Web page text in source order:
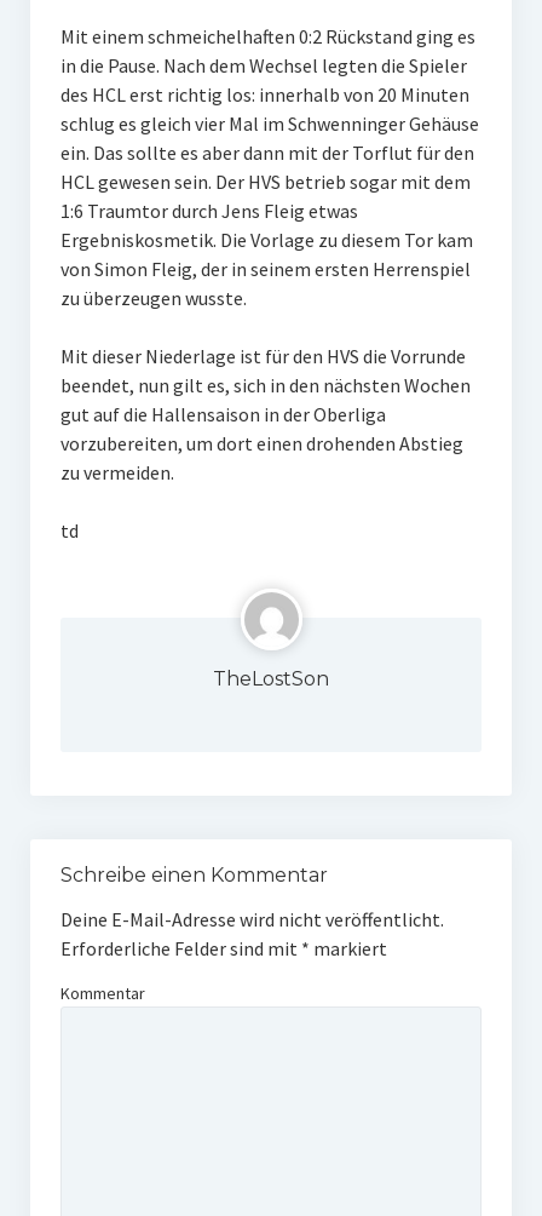
Jugend Sponsoring
Mit einem schmeichelhaften 0:2 Rückstand ging es
in die Pause. Nach dem Wechsel legten die Spieler
des HCL erst richtig los: innerhalb von 20 Minuten
schlug es gleich vier Mal im Schwenninger Gehäuse
ein. Das sollte es aber dann mit der Torflut für den
HCL gewesen sein. Der HVS betrieb sogar mit dem
1:6 Traumtor durch Jens Fleig etwas
Ergebniskosmetik. Die Vorlage zu diesem Tor kam
von Simon Fleig, der in seinem ersten Herrenspiel
zu überzeugen wusste.
Mit dieser Niederlage ist für den HVS die Vorrunde
beendet, nun gilt es, sich in den nächsten Wochen
gut auf die Hallensaison in der Oberliga
vorzubereiten, um dort einen drohenden Abstieg
zu vermeiden.
td
TheLostSon
Schreibe einen Kommentar
Deine E-Mail-Adresse wird nicht veröffentlicht.
Erforderliche Felder sind mit * markiert
Kommentar